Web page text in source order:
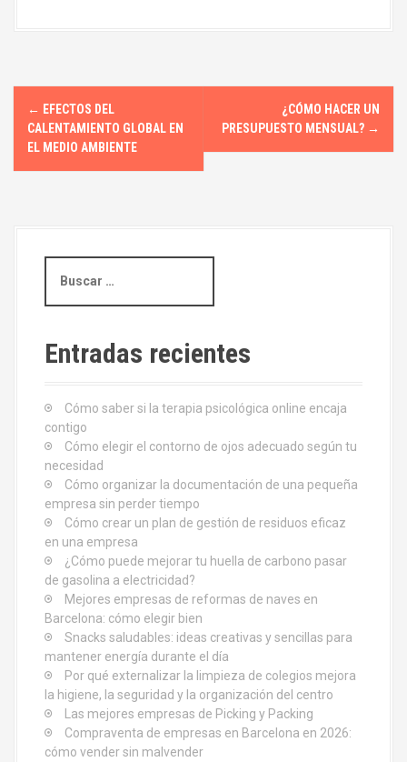
N
v
← EFECTOS DEL
CALENTAMIENTO GLOBAL EN
EL MEDIO AMBIENTE
¿CÓMO HACER UN
PRESUPUESTO MENSUAL? →
s
a
rEntradas recientes
Cómo saber si la terapia psicológica online encaja
contigo
Cómo elegir el contorno de ojos adecuado según tu
necesidad
Cómo organizar la documentación de una pequeña
empresa sin perder tiempo
Cómo crear un plan de gestión de residuos eficaz
en una empresa
¿Cómo puede mejorar tu huella de carbono pasar
de gasolina a electricidad?
Mejores empresas de reformas de naves en
Barcelona: cómo elegir bien
Snacks saludables: ideas creativas y sencillas para
mantener energía durante el día
Por qué externalizar la limpieza de colegios mejora
la higiene, la seguridad y la organización del centro
Las mejores empresas de Picking y Packing
Compraventa de empresas en Barcelona en 2026:
cómo vender sin malvender